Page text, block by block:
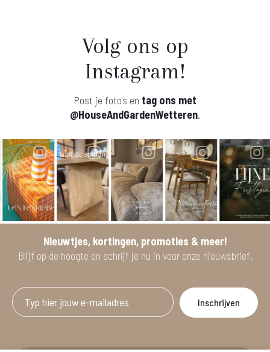
Volg ons op
Instagram!
Post je foto's en tag ons met
@HouseAndGardenWetteren.
Nieuwtjes, kortingen, promoties & meer!
Blijf op de hoogte en schrijf je nu in voor onze nieuwsbrief.